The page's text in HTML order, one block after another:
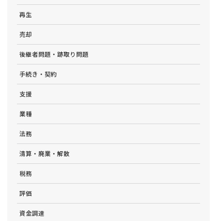
再生
売却
後継者問題・跡取り問題
手続き・契約
支援
業種
法務
清算・廃業・解散
税務
評価
資金調達